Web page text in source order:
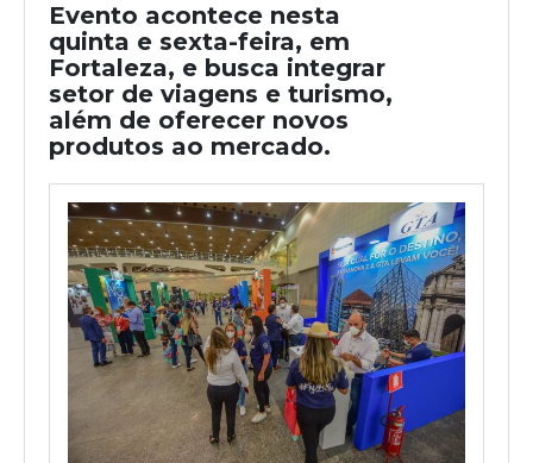
Evento acontece nesta
quinta e sexta-feira, em
Fortaleza, e busca integrar
setor de viagens e turismo,
além de oferecer novos
produtos ao mercado.